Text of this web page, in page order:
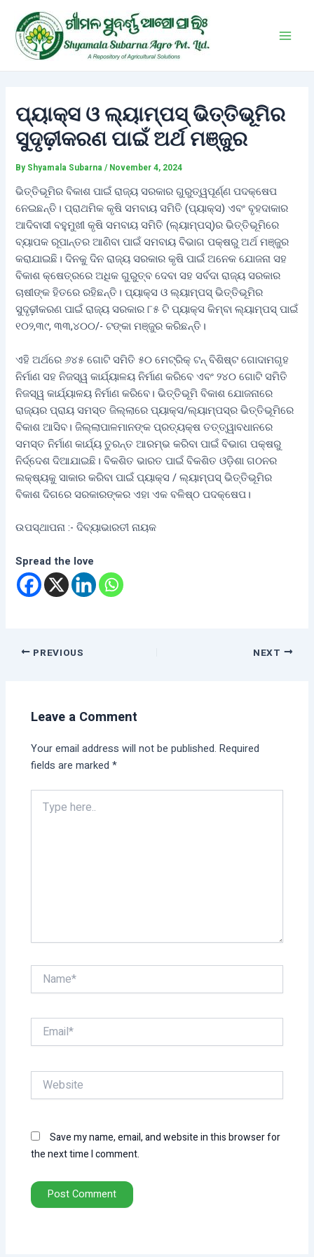
content
ପ୍ୟାକ୍ସ ଓ ଲ୍ୟାମ୍ପସ୍‌ ଭିତ୍ତିଭୂମିର
ସୁଦୃଢ଼ୀକରଣ ପାଇଁ ଅର୍ଥ ମଞ୍ଜୁର
By Shyamala Subarna/ November 4, 2024
ଭିତ୍ତିଭୂମିର ବିକାଶ ପାଇଁ ରାଜ୍ୟ ସରକାର ଗୁରୁତ୍ୱପୂର୍ଣ୍ଣ ପଦକ୍ଷେପ
ନେଇଛନ୍ତି। ପ୍ରାଥମିକ କୃଷି ସମବାୟ ସମିତି (ପ୍ୟାକ୍ସ) ଏବଂ ବୃହଦାକାର
ଆଦିବାସୀ ବହୁମୁଖୀ କୃଷି ସମବାୟ ସମିତି (ଲ୍ୟାମ୍ପସ୍‌)ର ଭିତ୍ତିଭୂମିରେ
ବ୍ୟାପକ ରୂପାନ୍ତର ଆଣିବା ପାଇଁ ସମବାୟ ବିଭାଗ ପକ୍ଷରୁ ଅର୍ଥ ମଞ୍ଜୁର
କରାଯାଇଛି। ଦିନକୁ ଦିନ ରାଜ୍ୟ ସରକାର କୃଷି ପାଇଁ ଅନେକ ଯୋଜନା ସହ
ବିକାଶ କ୍ଷେତ୍ରରେ ଅଧିକ ଗୁରୁତ୍ବ ଦେବା ସହ ସର୍ବଦା ରାଜ୍ୟ ସରକାର
ଚାଷୀଙ୍କ ହିତରେ ରହିଛନ୍ତି। ପ୍ୟାକ୍ସ ଓ ଲ୍ୟାମ୍ପସ୍‌ ଭିତ୍ତିଭୂମିର
ସୁଦୃଢ଼ୀକରଣ ପାଇଁ ରାଜ୍ୟ ସରକାର ୮୫ ଟି ପ୍ୟାକ୍ସ କିମ୍ବା ଲ୍ୟାମ୍ପସ୍‌ ପାଇଁ
୧୦୨,୩୯, ୩୩,୪୦୦/- ଟଙ୍କା ମଞ୍ଜୁର କରିଛନ୍ତି।
ଏହି ଅର୍ଥରେ ୬୪୫ ଗୋଟି ସମିତି ୫୦ ମେଟ୍ରିକ୍ ଟନ୍ ବିଶିଷ୍ଟ ଗୋଦାମଗୃହ
ନିର୍ମାଣ ସହ ନିଜସ୍ୱ କାର୍ଯ୍ୟାଳୟ ନିର୍ମାଣ କରିବେ ଏବଂ ୨୪୦ ଗୋଟି ସମିତି
ନିଜସ୍ୱ କାର୍ଯ୍ୟାଳୟ ନିର୍ମାଣ କରିବେ। ଭିତ୍ତିଭୂମି ବିକାଶ ଯୋଜନାରେ
ରାଜ୍ୟର ପ୍ରାୟ ସମସ୍ତ ଜିଲ୍ଲାରେ ପ୍ୟାକ୍ସ/ଲ୍ୟାମ୍ପସ୍‌ର ଭିତ୍ତିଭୂମିରେ
ବିକାଶ ଆସିବ। ଜିଲ୍ଲାପାଳମାନଙ୍କ ପ୍ରତ୍ୟକ୍ଷ ତତ୍ତ୍ୱାବଧାନରେ
ସମସ୍ତ ନିର୍ମାଣ କାର୍ଯ୍ୟ ତୁରନ୍ତ ଆରମ୍ଭ କରିବା ପାଇଁ ବିଭାଗ ପକ୍ଷରୁ
ନିର୍ଦ୍ଦେଶ ଦିଆଯାଇଛି। ବିକଶିତ ଭାରତ ପାଇଁ ବିକଶିତ ଓଡ଼ିଶା ଗଠନର
ଲକ୍ଷ୍ୟକୁ ସାକାର କରିବା ପାଇଁ ପ୍ୟାକ୍ସ / ଲ୍ୟାମ୍ପସ୍ ଭିତ୍ତିଭୂମିର
ବିକାଶ ଦିଗରେ ସରକାରଙ୍କର ଏହା ଏକ ବଳିଷ୍ଠ ପଦକ୍ଷେପ।
ଉପସ୍ଥାପନା :- ଦିବ୍ୟାଭାରତୀ ନାୟକ
Spread the love
navigation
PREVIOUS NEXT
Leave a Comment
Your email address will not be published. Required
fields are marked*
here..
Name*
Email*
Website
Save my name, email, and website in this browser for
the next time I comment.